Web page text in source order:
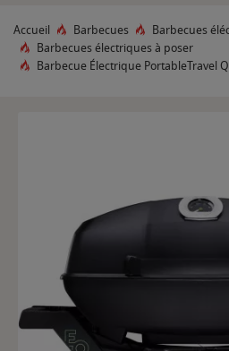
Accueil Barbecues
Barbecues
Barbecues électriques à poser
Barbecue Électrique PortableTravel